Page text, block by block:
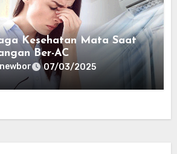
Kesehatan Mata Saat
Ber-AC
07/03/2025